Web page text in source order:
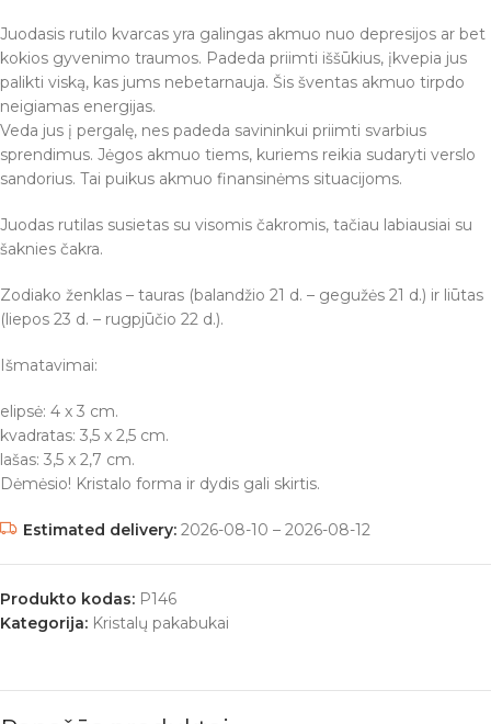
Juodasis rutilo kvarcas yra galingas akmuo nuo depresijos ar bet
kokios gyvenimo traumos. Padeda priimti iššūkius, įkvepia jus
palikti viską, kas jums nebetarnauja. Šis šventas akmuo tirpdo
neigiamas energijas.
Veda jus į pergalę, nes padeda savininkui priimti svarbius
sprendimus. Jėgos akmuo tiems, kuriems reikia sudaryti verslo
sandorius. Tai puikus akmuo finansinėms situacijoms.
Juodas rutilas susietas su visomis čakromis, tačiau labiausiai su
šaknies čakra.
Zodiako ženklas – tauras (balandžio 21 d. – gegužės 21 d.) ir liūtas
(liepos 23 d. – rugpjūčio 22 d.).
Išmatavimai:
elipsė: 4 x 3 cm.
kvadratas: 3,5 x 2,5 cm.
lašas: 3,5 x 2,7 cm.
Dėmėsio! Kristalo forma ir dydis gali skirtis.
Estimated delivery: 2026-08-10 – 2026-08-12
Produkto kodas: P146
Kategorija: Kristalų pakabukai